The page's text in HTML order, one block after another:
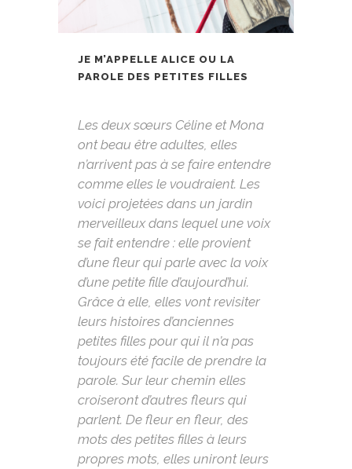
JE M’APPELLE ALICE OU LA
PAROLE DES PETITES FILLES
Les deux sœurs Céline et Mona
ont beau être adultes, elles
n’arrivent pas à se faire entendre
comme elles le voudraient. Les
voici projetées dans un jardin
merveilleux dans lequel une voix
se fait entendre : elle provient
d’une fleur qui parle avec la voix
d’une petite fille d’aujourd’hui.
Grâce à elle, elles vont revisiter
leurs histoires d’anciennes
petites filles pour qui il n’a pas
toujours été facile de prendre la
parole. Sur leur chemin elles
croiseront d’autres fleurs qui
parlent. De fleur en fleur, des
mots des petites filles à leurs
propres mots, elles uniront leurs